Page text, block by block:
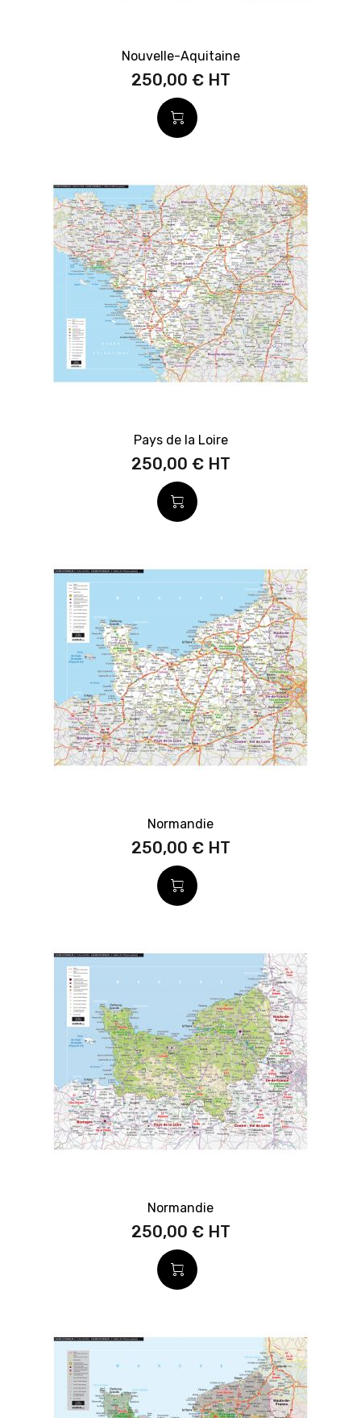
Nouvelle-Aquitaine
250,00 €
Pays de la Loire
250,00 €
Normandie
250,00 €
Normandie
250,00 €